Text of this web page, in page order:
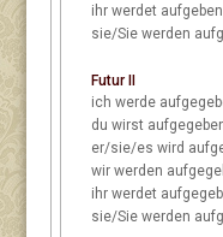
ihr werdet aufgeben
sie/Sie werden
Futur II
ich werde
du wirst
er/sie/es wird
wir werden
ihr werdet
sie/Sie werden